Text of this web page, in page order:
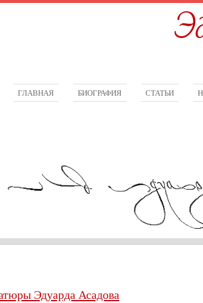
ГЛАВНАЯ БИОГРАФИЯ СТАТЬИ
Эдуарда Асадова